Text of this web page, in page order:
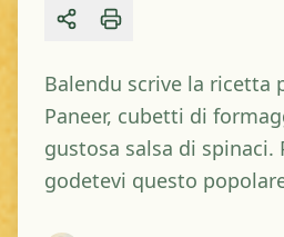
Share
Balendu scrive la ricetta
Paneer, cubetti di
gustosa salsa di spinaci.
godetevi questo